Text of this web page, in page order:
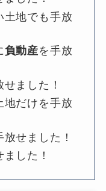
土地でも手放
負動産を手放
ました！
地だけを手放
せました！
した！